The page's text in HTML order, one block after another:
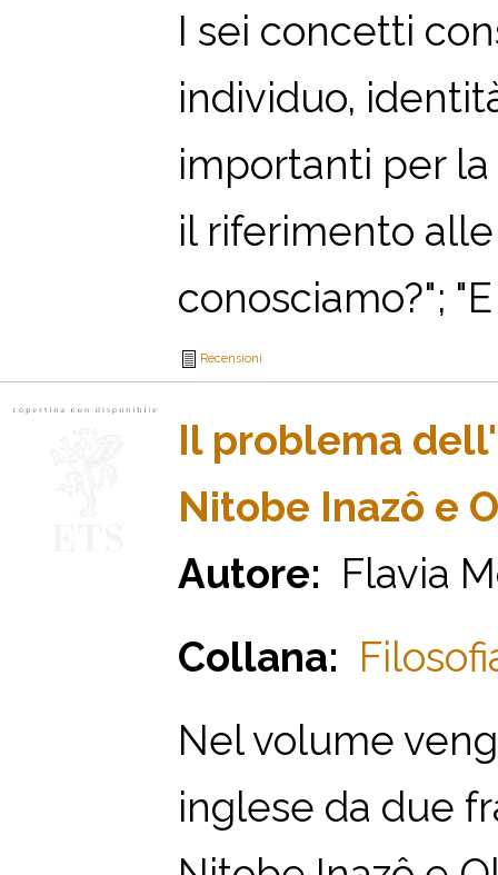
I sei concetti
individuo,
importanti per
il riferimento
conosciamo?";
Recensioni
Il problema
Nitobe Inazô e
Autore: Flavia
Collana:
Nel volume
inglese da due